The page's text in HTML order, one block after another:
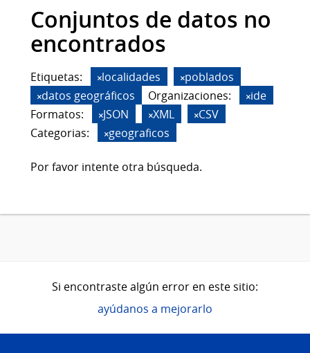
Conjuntos de datos no
encontrados
Etiquetas: localidades
poblados
datos geográficos
Organizaciones:
ide
Formatos:
JSON XML
CSV
Categorias:
geograficos
Por favor intente otra búsqueda.
Si encontraste algún error en este sitio:
ayúdanos a mejorarlo